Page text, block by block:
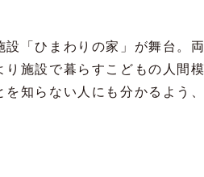
「ひまわりの家」が舞台。両
り施設で暮らすこどもの人間
知らない人にも分かるよう